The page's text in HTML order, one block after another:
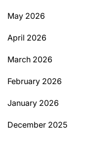
May 2026
April 2026
March 2026
February 2026
January 2026
December 2025